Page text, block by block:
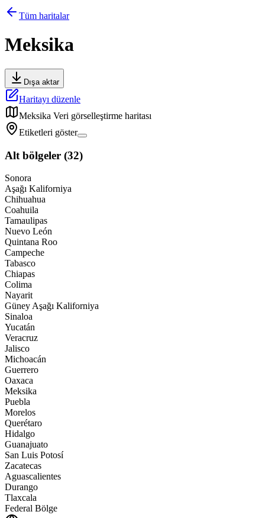
Tüm haritalar
Meksika
Dışa aktar
Haritayı düzenle
Meksika Veri görselleştirme haritası
Etiketleri göster
Alt bölgeler (32)
Sonora
Aşağı Kaliforniya
Chihuahua
Coahuila
Tamaulipas
Nuevo León
Quintana Roo
Campeche
Tabasco
Chiapas
Colima
Nayarit
Güney Aşağı Kaliforniya
Sinaloa
Yucatán
Veracruz
Jalisco
Michoacán
Guerrero
Oaxaca
Meksika
Puebla
Morelos
Querétaro
Hidalgo
Guanajuato
San Luis Potosí
Zacatecas
Aguascalientes
Durango
Tlaxcala
Federal Bölge